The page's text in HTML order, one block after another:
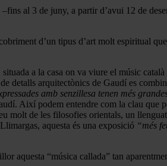
al 3 de juny, a partir d’avui 12 de
d’un tipus d’art molt espiritual
a la casa on va viure el músic
detalls arquitectònics de Gaudí es
amb senzillesa tenen més
Així podem entendre com la clau que
molt de les filosofies orientals, un
aquesta és una exposició “més
aquesta “música callada” tan